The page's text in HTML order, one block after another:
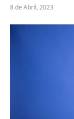
8 de Abril, 2023